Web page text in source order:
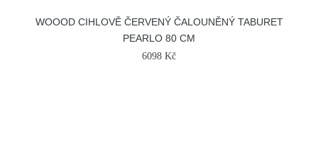
WOOOD CIHLOVĚ ČERVENÝ ČALOUNĚNÝ TABURET
PEARLO 80 CM
6098 Kč